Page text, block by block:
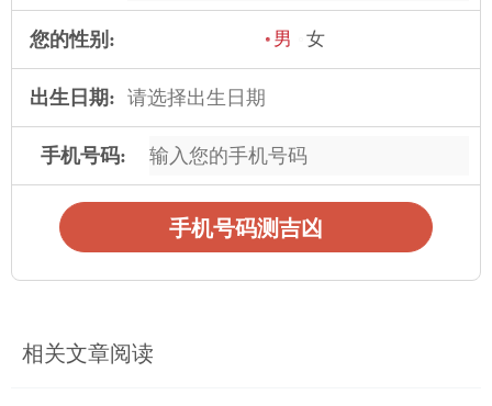
不时打喷嚏表明有人邀请你吃饭，吉利的事情会发生在你身
上，但要小心暴饮暴食，不要和朋友吃得太多。
申时(15-17点)
己要求太高，给自己压力太大。最好找个时间出去放松一下，好
好休息一下。
酉时(17-19点)
助。虽然事情有点让你想拒绝，但帮助别人就是帮助自己。
您的性别: 男 女
出生日期:
手机号码:
手机号码测吉凶
相关文章阅读